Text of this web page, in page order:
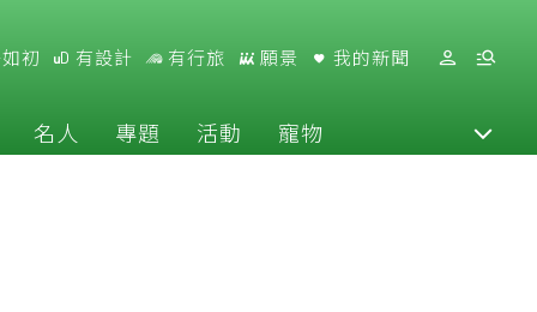
初 有設計 有行旅 願景 我的新聞
名人 專題 活動 寵物